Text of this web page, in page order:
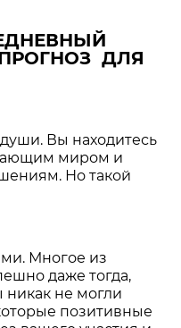
ДЛЯ
Вы находитесь
миром и
Но такой
Многое из
даже тогда,
никак не могли
позитивные